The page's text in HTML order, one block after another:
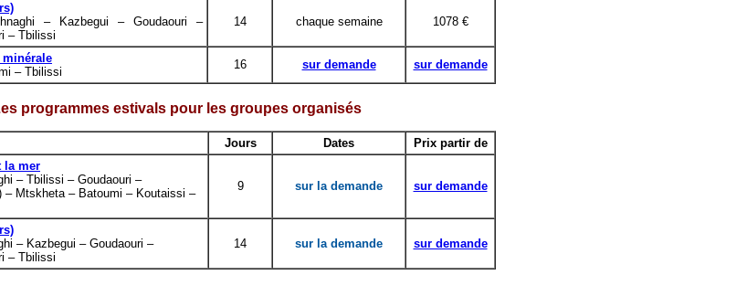
– Kazbegui – Goudaouri –
– Tbilissi
14 chaque semaine 1078 €
minérale
– Tbilissi
16 sur demande sur demande
programmes estivals pour les groupes organisés
Jours Dates
Prix partir de
la mer
– Tbilissi – Goudaouri –
– Mtskheta – Batoumi – Koutaissi –
9 sur la demande sur demande
– Kazbegui – Goudaouri –
– Tbilissi
14 sur la demande sur demande